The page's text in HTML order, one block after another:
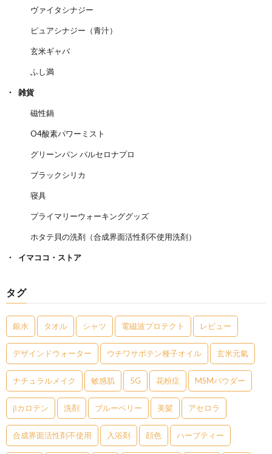
ヴァイタシナジー
ピュアシナジー（青汁）
玄米ギャバ
ふし満
雑貨
磁性鍋
O4酸素パワーミスト
グリーンパン バルセロナプロ
ブラックシリカ
寝具
プライマリーウォーキンググッズ
ホタテ貝の洗剤（合成界面活性剤不使用洗剤）
イマココ・ストア
タグ
銀水 タオル シャツ 電磁波プロテクト レビュー
デザインドウォーター ウチワサボテン種子オイル 玄米元氣
ナチュラルメイク 敏感肌 5G 花粉症 MSMパウダー
βカロテン 洗剤 ブルーベリー 美髪 アセロラ
合成界面活性剤不使用 入浴剤 顔色 ハーブティー